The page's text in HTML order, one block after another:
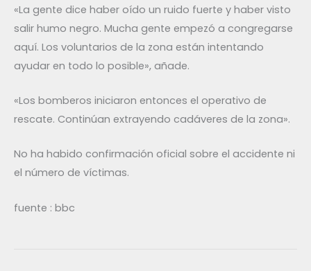
«La gente dice haber oído un ruido fuerte y haber visto
salir humo negro. Mucha gente empezó a congregarse
aquí. Los voluntarios de la zona están intentando
ayudar en todo lo posible», añade.
«Los bomberos iniciaron entonces el operativo de
rescate. Continúan extrayendo cadáveres de la zona».
No ha habido confirmación oficial sobre el accidente ni
el número de víctimas.
fuente : bbc